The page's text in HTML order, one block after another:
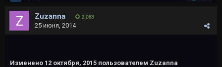
Zuzanna 2 083
25 июня, 2014
Изменено 12 октября, 2015 пользователем Zuzanna